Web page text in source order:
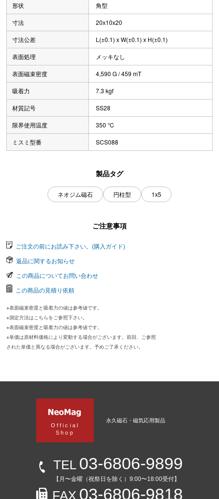
形状 角型
寸法 20x10x20
寸法公差 L(±0.1) x W(±0.1) x H(±0.1)
表面処理 メッキなし
表面磁束密度 4,590 G / 459 mT
吸着力 7.3 kgf
材質記号 SS28
限界使用温度 350 ℃
ミスミ型番 SCS088
製品タグ
ネオジム磁石 円柱型 1x5
ご注意事項
ご注文の前にお読み下さい。(購入ガイド)
返品に関するお知らせ
この商品についてお問い合わせ
この商品の見積り依頼
※表面磁束密度と吸着力の値は参考値です。
※測定方法はこちらをご参照下さい。
※表面磁束密度と吸着力の値は参考値です。
※単価は原材料価格により変動する場合がございます。前回、ご参照
された単価と異なる場合がございます。予めご了承ください。
Official
Shop
永久磁石・磁気応用製品
TEL 03-6806-9899
【月〜金曜（祝祭日を除く）9:00〜18:00受付】
FAX 03-6806-9818